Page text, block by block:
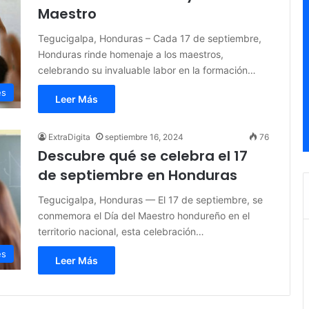
Maestro
Tegucigalpa, Honduras – Cada 17 de septiembre,
Honduras rinde homenaje a los maestros,
celebrando su invaluable labor en la formación…
Leer Más
ExtraDigita septiembre 16, 2024 76
Descubre qué se celebra el 17
de septiembre en Honduras
Tegucigalpa, Honduras — El 17 de septiembre, se
conmemora el Día del Maestro hondureño en el
territorio nacional, esta celebración…
Leer Más